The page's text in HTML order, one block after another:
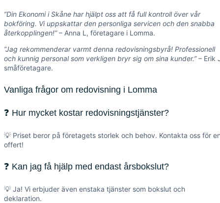
”Din Ekonomi i Skåne har hjälpt oss att få full kontroll över vår
bokföring. Vi uppskattar den personliga servicen och den snabba
återkopplingen!”– Anna L, företagare i Lomma.
”Jag rekommenderar varmt denna redovisningsbyrå! Professionell
och kunnig personal som verkligen bryr sig om sina kunder.”– Erik
småföretagare.
Vanliga frågor om redovisning i Lomma
❓ Hur mycket kostar redovisningstjänster?
💡 Priset beror på företagets storlek och behov. Kontakta oss för
offert!
❓ Kan jag få hjälp med endast årsbokslut?
💡 Ja! Vi erbjuder även enstaka tjänster som bokslut och
deklaration.